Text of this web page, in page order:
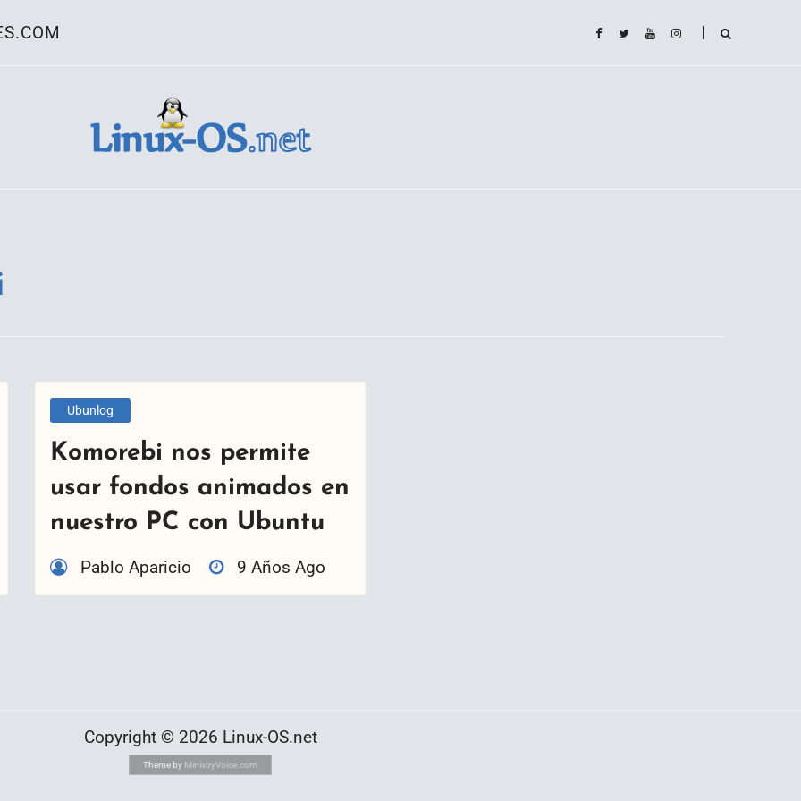
Ubunlog
Komorebi nos permite
usar fondos animados en
nuestro PC con Ubuntu
Pablo Aparicio 9 Años Ago
Copyright © 2026 Linux-OS.net
Theme by MinistryVoice.com